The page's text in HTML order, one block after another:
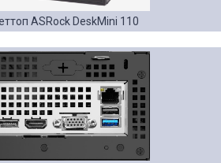
ASRock DeskMini 110